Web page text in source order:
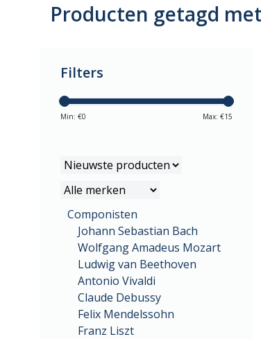
Producten getagd
Filters
Min: €0 Max: €15
Componisten
Johann Sebastian Bach
Wolfgang Amadeus Mozart
Ludwig van Beethoven
Antonio Vivaldi
Claude Debussy
Felix Mendelssohn
Franz Liszt